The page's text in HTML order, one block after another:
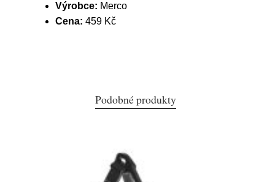
Výrobce: Merco
Cena: 459 Kč
Podobné produkty